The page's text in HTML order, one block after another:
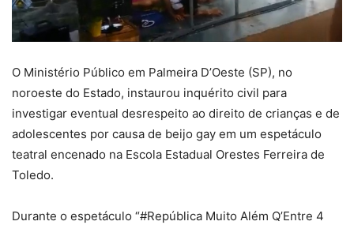
O Ministério Público em Palmeira D’Oeste (SP), no
noroeste do Estado, instaurou inquérito civil para
investigar eventual desrespeito ao direito de crianças e de
adolescentes por causa de beijo gay em um espetáculo
teatral encenado na Escola Estadual Orestes Ferreira de
Toledo.
Durante o espetáculo “#República Muito Além Q’Entre 4